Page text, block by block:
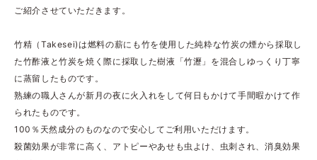
ご紹介させていただきます。
竹精（Takesei)は燃料の薪にも竹を使用した純粋な竹炭の煙から採取し
た竹酢液と竹炭を焼く際に採取した樹液「竹瀝」を混合しゆっくり丁寧
に蒸留したものです。
熟練の職人さんが新月の夜に火入れをして何日もかけて手間暇かけて作
られたものです。
100％天然成分のものなので安心してご利用いただけます。
殺菌効果が非常に高く、アトピーやあせも虫よけ、虫刺され、消臭効果